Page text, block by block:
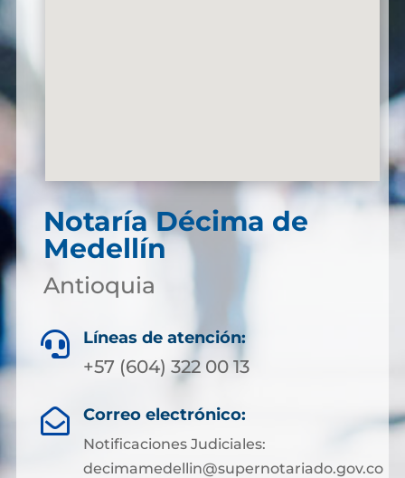
Notaría Décima de
Medellín
Antioquia
 Líneas de atención:
+57 (604) 322 00 13
 Correo electrónico:
Notificaciones Judiciales:
decimamedellin@supernotariado.gov.co